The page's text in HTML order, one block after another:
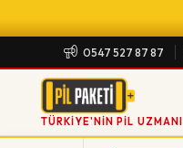
0547 527 87 87
TÜRKIYE'NIN PIL UZMANI